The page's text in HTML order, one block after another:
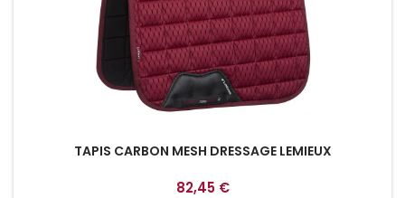
TAPIS CARBON MESH DRESSAGE LEMIEUX
82,45 €